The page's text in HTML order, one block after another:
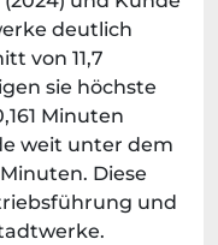
deutlich
von 11,7
sie höchste
Minuten
weit unter dem
Diese
und